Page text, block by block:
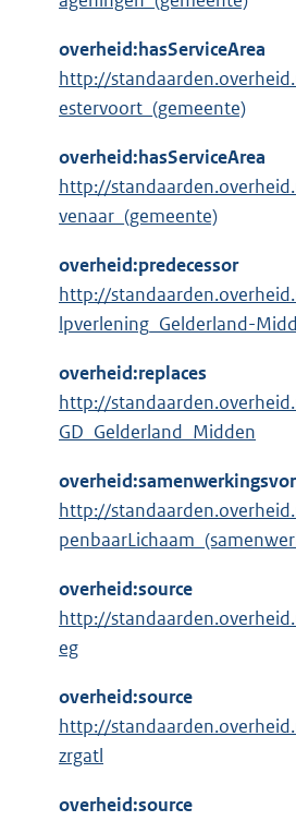
overheid:hasServiceArea
http://
estervoort_(gemeente)
overheid:hasServiceArea
http://
venaar_(gemeente)
overheid:predecessor
http://
lpverlening_Gelderland-
overheid:replaces
http://
GD_Gelderland_Midden
http://
overheid:source
http://
eg
overheid:source
http://
zrgatl
overheid:source